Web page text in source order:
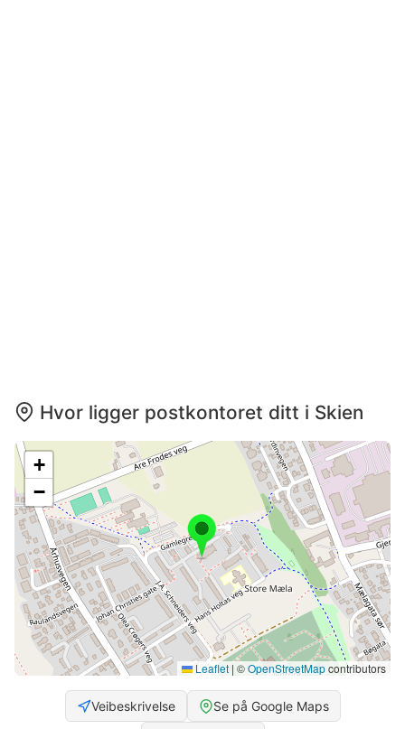
Hvor ligger postkontoret ditt i Skien
+
−
Leaflet | ©OpenStreetMapcontributors
Veibeskrivelse Se på Google Maps